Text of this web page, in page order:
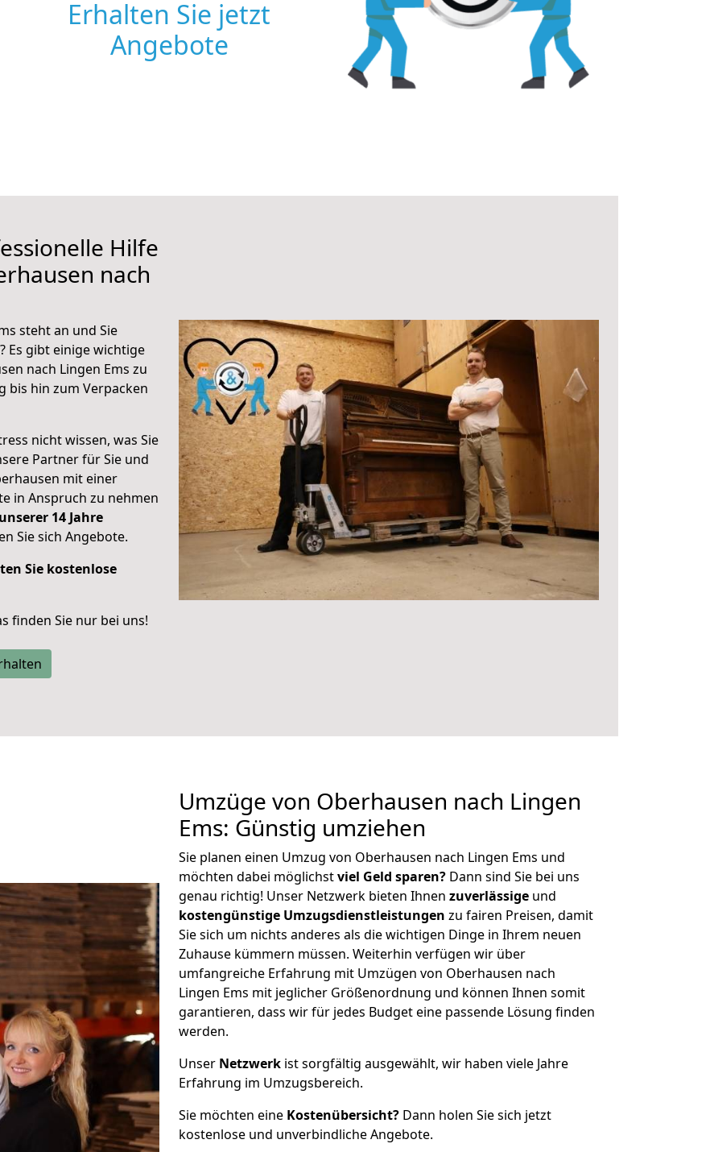
Erhalten Sie jetzt
Angebote
Hilfe
nach
steht an und Sie
Es gibt einige wichtige
nach Lingen Ems zu
bis hin zum Verpacken
nicht wissen, was Sie
Partner für Sie und
mit einer
in Anspruch zu nehmen
14 Jahre
Sie sich Angebote.
Sie kostenlose
finden Sie nur bei uns!
Umzüge von Oberhausen nach Lingen
Ems: Günstig umziehen
Sie planen einen Umzug von Oberhausen nach Lingen Ems und
möchten dabei möglichstviel Geld sparen? Dann sind Sie bei uns
genau richtig! Unser Netzwerk bieten Ihnen zuverlässige und
kostengünstige Umzugsdienstleistungen zu fairen Preisen, damit
Sie sich um nichts anderes als die wichtigen Dinge in Ihrem neuen
Zuhause kümmern müssen. Weiterhin verfügen wir über
umfangreiche Erfahrung mit Umzügen von Oberhausen nach
Lingen Ems mit jeglicher Größenordnung und können Ihnen somit
garantieren, dass wir für jedes Budget eine passende Lösung finden
werden.
Unser Netzwerk ist sorgfältig ausgewählt, wir haben viele Jahre
Erfahrung im Umzugsbereich.
Sie möchten eine Kostenübersicht? Dann holen Sie sich jetzt
kostenlose und unverbindliche Angebote.